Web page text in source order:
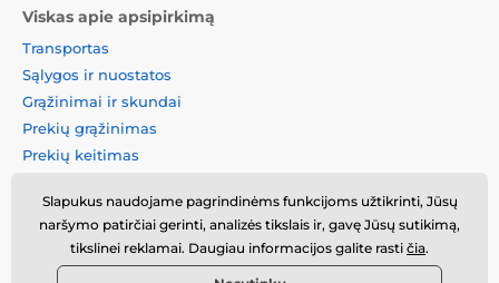
Viskas apie apsipirkimą
Transportas
Sąlygos ir nuostatos
Grąžinimai ir skundai
Prekių grąžinimas
Prekių keitimas
Kontaktinė informacija
Informacija apie asmens
duomenų tvarkymą
Slapukus naudojame pagrindinėms funkcijoms užtikrinti, Jūsų
naršymo patirčiai gerinti, analizės tikslais ir, gavę Jūsų sutikimą,
tikslinei reklamai. Daugiau informacijos galite rasti čia.